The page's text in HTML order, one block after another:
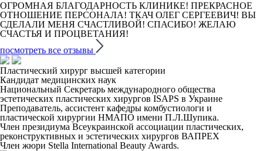
ОГРОМНАЯ БЛАГОДАРНОСТЬ КЛИНИКЕ! ПРЕКРАСНОЕ
ОТНОШЕНИЕ ПЕРСОНАЛА! ТКАЧ ОЛЕГ СЕРГЕЕВИЧ! ВЫ
СДЕЛАЛИ МЕНЯ СЧАСТЛИВОЙ! СПАСИБО! ЖЕЛАЮ
СЧАСТЬЯ И ПРОЦВЕТАНИЯ!
посмотреть все отзывы
Пластический хирург высшей категории
Кандидат медицинских наук
Национальный Секретарь международного общества
эстетических пластических хирургов ISAPS в Украине
Преподаватель, ассистент кафедры комбустиологи и
пластической хирургии НМАПО имени П.Л.Шупика.
Член президиума Всеукраинской ассоциации пластических,
реконструктивных и эстетических хирургов ВАПРЕХ
Член жюри Stella International Beauty Awards.